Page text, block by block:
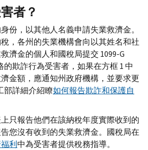
者？
份，以其他人名義申請失業救濟金。
，各州的失業機構會向以其姓名和社
濟金的個人和國稅局提交 1099-G
的欺詐行為受害者，如果在方框 1 中
金額，應通知州政府機構，並要求更
部詳細介紹瞭如何報告欺詐和保護自
只報告他們在該納稅年度實際收到的
您沒有收到的失業救濟金。國稅局在
利中為受害者提供稅務指導。